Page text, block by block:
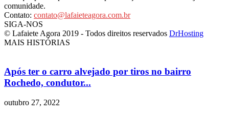
comunidade.
Contato: contato@lafaieteagora.com.br
SIGA-NOS
© Lafaiete Agora 2019 - Todos direitos reservados DrHosting
MAIS HISTÓRIAS
Após ter o carro alvejado por tiros no bairro
Rochedo, condutor...
outubro 27, 2022